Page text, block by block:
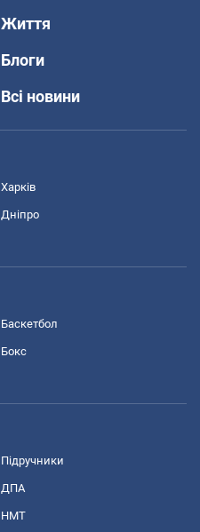
Життя
Блоги
Всі новини
Харків
Дніпро
Баскетбол
Бокс
Підручники
ДПА
НМТ